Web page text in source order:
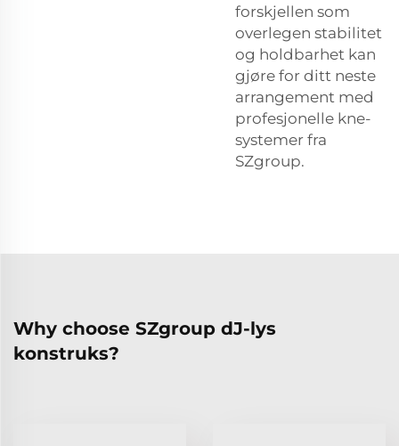
forskjellen som
overlegen stabilitet
og holdbarhet kan
gjøre for ditt neste
arrangement med
profesjonelle kne-
systemer fra
SZgroup.
Why choose SZgroup dJ-lys
konstruks?